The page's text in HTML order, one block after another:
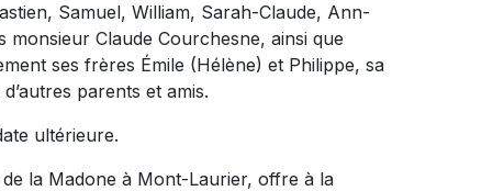
Samuel, William, Sarah-Claude, Ann-
Claude Courchesne, ainsi que
ses frères Émile (Hélène) et Philippe, sa
parents et amis.
ultérieure.
la Madone à Mont-Laurier, offre à la